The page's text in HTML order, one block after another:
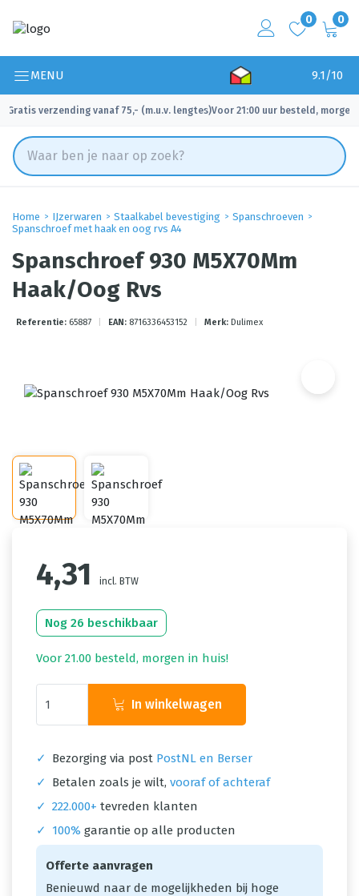
0 0
MENU 9.1/10
Gratis verzending vanaf 75,- (m.u.v. lengtes)
✓ Voor 21:00 uur besteld, morgen
Home IJzerwaren Staalkabel bevestiging
Spanschroeven
Spanschroef met haak en oog rvs A4
Spanschroef 930 M5X70Mm
Haak/Oog Rvs
Referentie: 65887 EAN: 8716336453152 Merk: Dulimex
4,31 incl. BTW
Nog 26 beschikbaar
Voor 21.00 besteld, morgen in huis!
In winkelwagen
✓ Bezorging via post PostNL en Berser
✓
Betalen zoals je wilt, vooraf of achteraf
✓ 222.000+ tevreden klanten
✓
100% garantie op alle producten
Offerte aanvragen
Benieuwd naar de mogelijkheden bij hoge